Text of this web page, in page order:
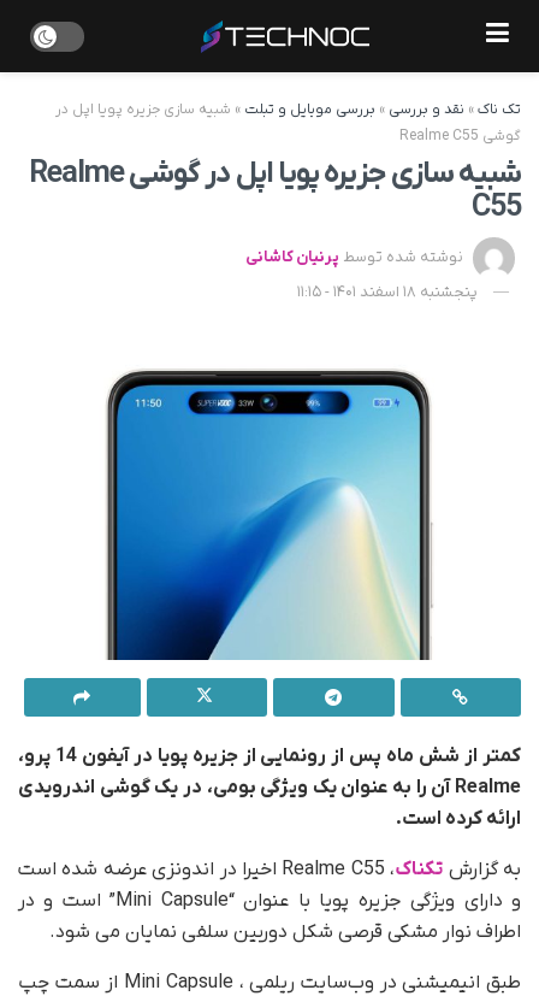
تک ناک» نقد و بررسی » بررسی موبایل و تبلت » شبیه سازی جزیره پویا اپل در
گوشی Realme C55
شبیه سازی جزیره پویا اپل در گوشی Realme
C55
نوشته شده توسط پرنیان کاشانی
پنجشنبه 18 اسفند 1401 - 11:15
کمتر از شش ماه پس از رونمایی از جزیره پویا در آیفون 14 پرو،
Realme آن را به عنوان یک ویژگی بومی، در یک گوشی اندرویدی
ارائه کرده است.
به گزارش تکناک
، Realme C55 اخیرا در اندونزی عرضه شده است
و دارای ویژگی جزیره پویا با عنوان “Mini Capsule” است و در
اطراف نوار مشکی قرصی شکل دوربین سلفی نمایان می شود.
طبق انیمیشنی در وب‌سایت ریلمی ، Mini Capsule از سمت چپ